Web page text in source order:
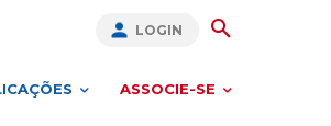
LOGIN
ASSOCIE-SE